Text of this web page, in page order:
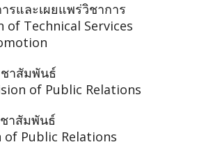
รและเผยแพร่วิชาการ
of Technical Services
าสัมพันธ์
of Public Relations
าสัมพันธ์
of Public Relations